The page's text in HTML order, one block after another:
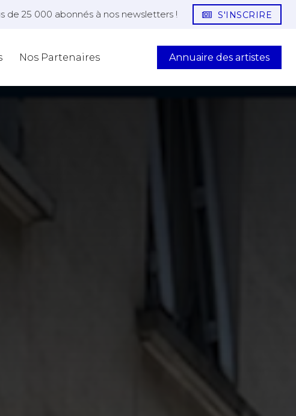
de 25 000 abonnés à nos newsletters ! S'INSCRIRE
Nos Partenaires Annuaire des artistes